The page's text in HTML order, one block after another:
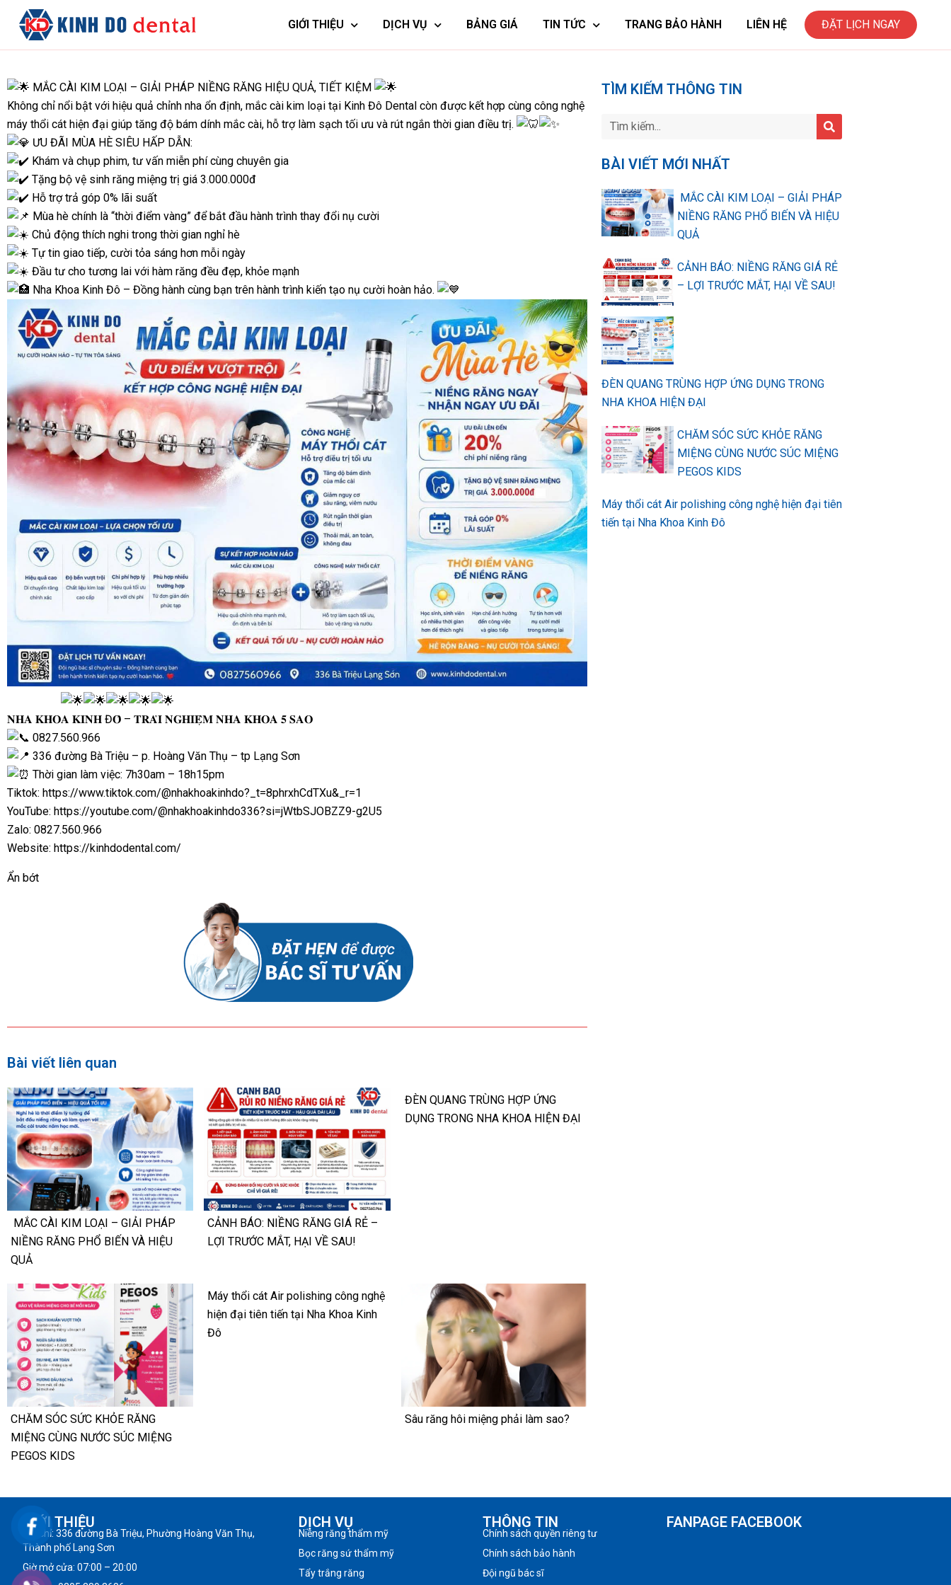
GIỚI THIỆU DỊCH VỤ BẢNG GIÁ TIN TỨC TRANG BẢO HÀNH LIÊN HỆ ĐẶT LỊCH NGAY
MẮC CÀI KIM LOẠI – GIẢI PHÁP NIỀNG RĂNG HIỆU QUẢ, TIẾT KIỆM
Không chỉ nổi bật với hiệu quả chỉnh nha ổn định, mắc cài kim loại tại Kinh Đô Dental còn được kết hợp cùng công nghệ
máy thổi cát hiện đại giúp tăng độ bám dính mắc cài, hỗ trợ làm sạch tối ưu và rút ngắn thời gian điều trị.
ƯU ĐÃI MÙA HÈ SIÊU HẤP DẪN:
Khám và chụp phim, tư vấn miễn phí cùng chuyên gia
Tặng bộ vệ sinh răng miệng trị giá 3.000.000đ
Hỗ trợ trả góp 0% lãi suất
Mùa hè chính là “thời điểm vàng” để bắt đầu hành trình thay đổi nụ cười
Chủ động thích nghi trong thời gian nghỉ hè
Tự tin giao tiếp, cười tỏa sáng hơn mỗi ngày
Đầu tư cho tương lai với hàm răng đều đẹp, khỏe mạnh
Nha Khoa Kinh Đô – Đồng hành cùng bạn trên hành trình kiến tạo nụ cười hoàn hảo.
𝐍𝐇𝐀 𝐊𝐇𝐎𝐀 𝐊𝐈𝐍𝐇 Đ𝐎̂ – 𝐓𝐑𝐀̉𝐈 𝐍𝐆𝐇𝐈𝐄̣̂𝐌 𝐍𝐇𝐀 𝐊𝐇𝐎𝐀 𝟓 𝐒𝐀𝐎
0827.560.966
336 đường Bà Triệu – p. Hoàng Văn Thụ – tp Lạng Sơn
Thời gian làm việc: 7h30am – 18h15pm
Tiktok: https://www.tiktok.com/@nhakhoakinhdo?_t=8phrxhCdTXu&_r=1
YouTube: https://youtube.com/@nhakhoakinhdo336?si=jWtbSJOBZZ9-g2U5
Zalo: 0827.560.966
Website: https://kinhdodental.com/
Ẩn bớt
Bài viết liên quan
MẮC CÀI KIM LOẠI – GIẢI PHÁP
NIỀNG RĂNG PHỔ BIẾN VÀ HIỆU
QUẢ
CẢNH BÁO: NIỀNG RĂNG GIÁ RẺ –
LỢI TRƯỚC MẮT, HẠI VỀ SAU!
ĐÈN QUANG TRÙNG HỢP ỨNG
DỤNG TRONG NHA KHOA HIỆN ĐẠI
CHĂM SÓC SỨC KHỎE RĂNG
MIỆNG CÙNG NƯỚC SÚC MIỆNG
PEGOS KIDS
Máy thổi cát Air polishing công nghệ
hiện đại tiên tiến tại Nha Khoa Kinh
Đô
Sâu răng hôi miệng phải làm sao?
TÌM KIẾM THÔNG TIN
BÀI VIẾT MỚI NHẤT
MẮC CÀI KIM LOẠI – GIẢI PHÁP
NIỀNG RĂNG PHỔ BIẾN VÀ HIỆU
QUẢ
CẢNH BÁO: NIỀNG RĂNG GIÁ RẺ
– LỢI TRƯỚC MẮT, HẠI VỀ SAU!
ĐÈN QUANG TRÙNG HỢP ỨNG DỤNG TRONG
NHA KHOA HIỆN ĐẠI
CHĂM SÓC SỨC KHỎE RĂNG
MIỆNG CÙNG NƯỚC SÚC MIỆNG
PEGOS KIDS
Máy thổi cát Air polishing công nghệ hiện đại tiên
tiến tại Nha Khoa Kinh Đô
GIỚI THIỆU
Địa chỉ: 336 đường Bà Triệu, Phường Hoàng Văn Thụ,
Thành phố Lạng Sơn
Giờ mở cửa: 07:00 – 20:00
DỊCH VỤ
Niềng răng thẩm mỹ
Bọc răng sứ thẩm mỹ
Tẩy trắng răng
THÔNG TIN
Chính sách quyền riêng tư
Chính sách bảo hành
Đội ngũ bác sĩ
FANPAGE FACEBOOK